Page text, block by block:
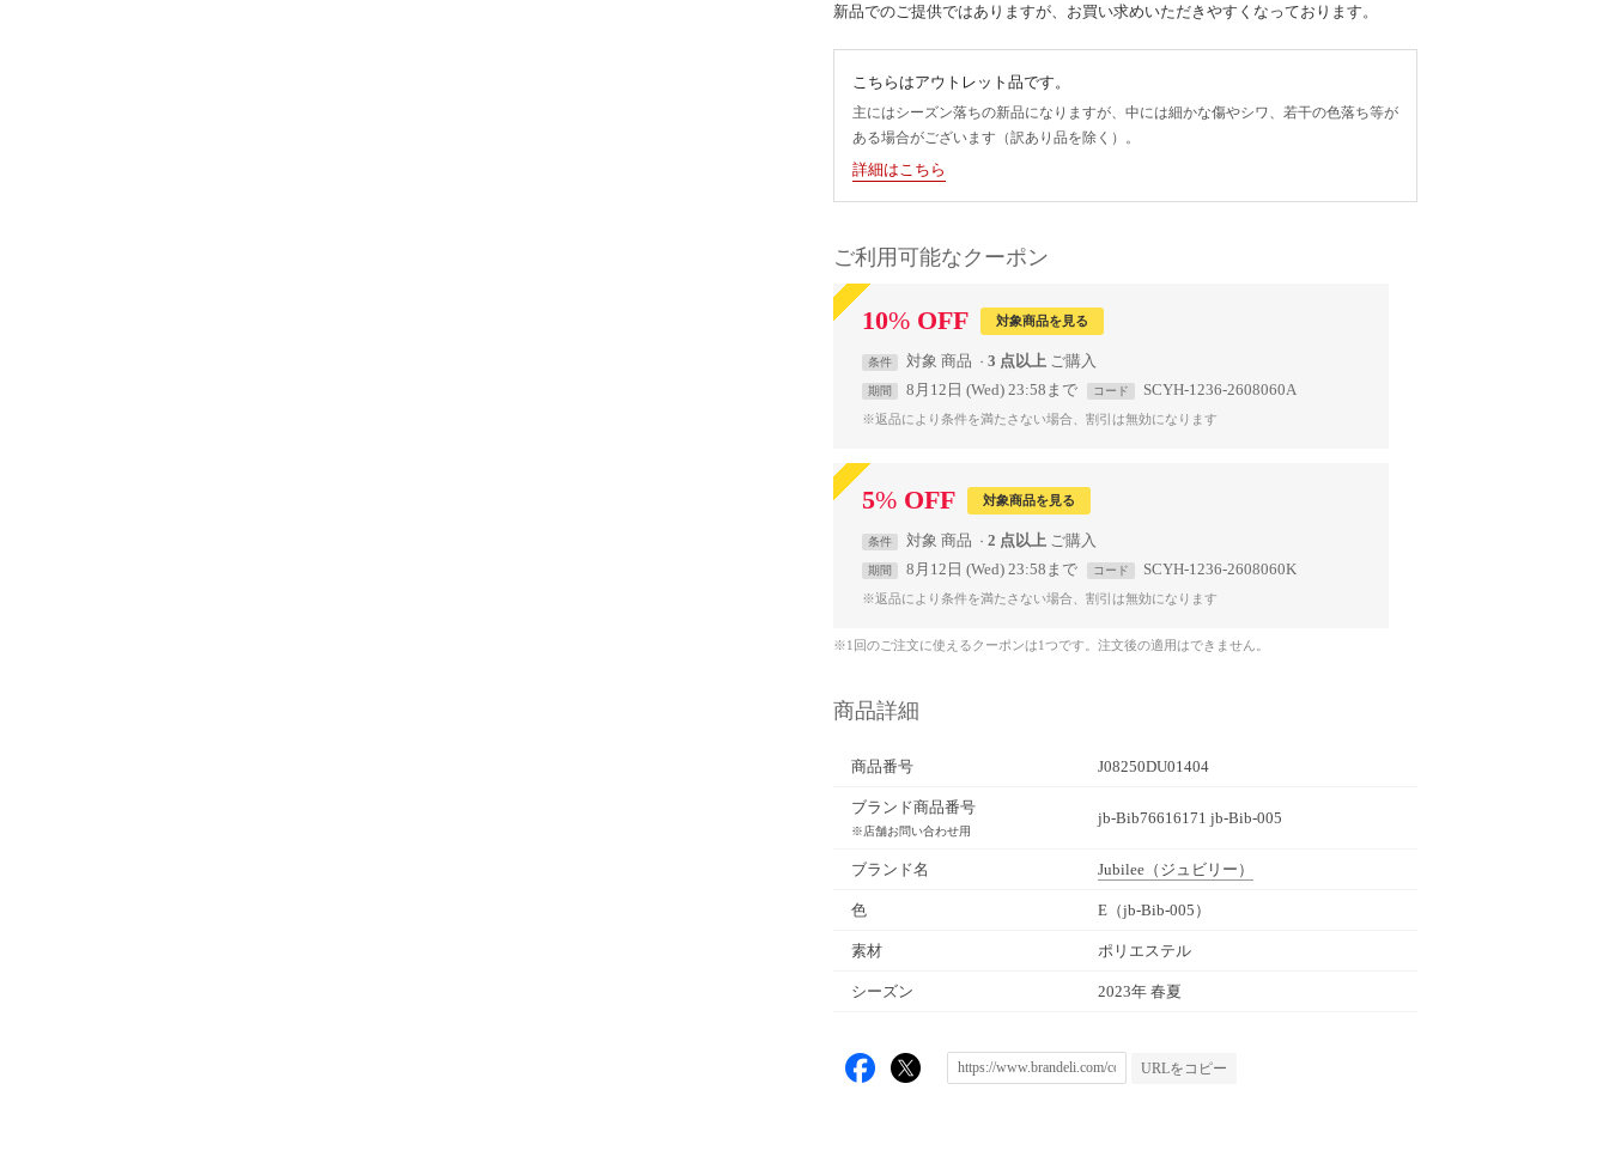
新品でのご提供ではありますが、お買い求めいただきやすくなっております。
こちらはアウトレット品です。
主にはシーズン落ちの新品になりますが、中には細かな傷やシワ、若干の色落ち等が
ある場合がございます（訳あり品を除く）。
詳細はこちら
ご利用可能なクーポン
10% OFF 対象商品を見る
条件 対象 商品 3 点以上
期間 8月12日 (Wed) 23:58まで コード SCYH-1236-2608060A
※返品により条件を満たさない場合、割引は無効になります
5% OFF 対象商品を見る
条件 対象 商品 2 点以上
期間 8月12日 (Wed) 23:58まで コード SCYH-1236-2608060K
※返品により条件を満たさない場合、割引は無効になります
※1回のご注文に使えるクーポンは1つです。注文後の適用はできません。
商品詳細
商品番号 J08250DU01404
ブランド商品番号
※店舗お問い合わせ用
jb-Bib76616171 jb-Bib-005
ブランド名 Jubilee （ジュビリー）
色 E（jb-Bib-005）
素材 ポリエステル
シーズン 2023年 春夏
URLをコピー